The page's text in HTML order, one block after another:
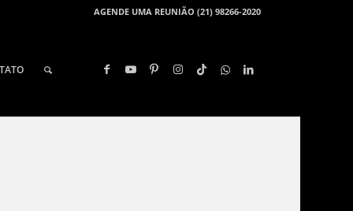
AGENDE UMA REUNIÃO (21) 98266-2020